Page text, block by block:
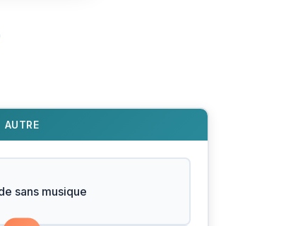
AUTRE
sans musique